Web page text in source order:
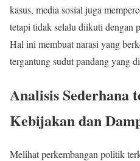
kasus, media sosial juga
tetapi tidak selalu diikuti dengan
Hal ini membuat narasi yang
tergantung sudut pandang yang
Analisis Sederhana
Kebijakan dan
Melihat perkembangan politik